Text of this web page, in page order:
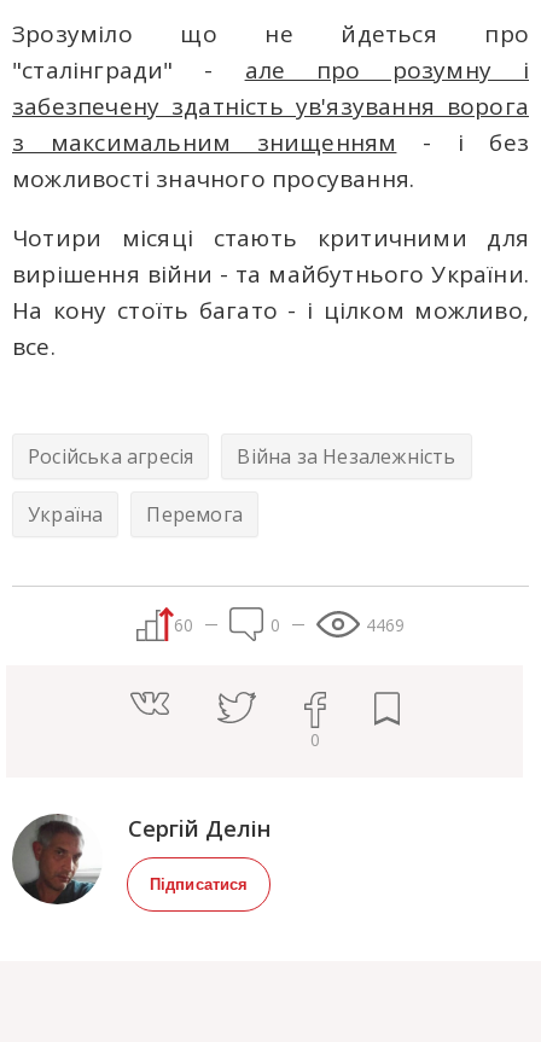
Зрозуміло що не йдеться про
"сталінгради" - але про розумну і
забезпечену здатність ув'язування ворога
з максимальним знищенням - і без
можливості значного просування.
Чотири місяці стають критичними для
вирішення війни - та майбутнього України.
На кону стоїть багато - і цілком можливо,
все.
Російська агресія Війна за Незалежність
Україна Перемога
60 0 4469
0
Сергiй Делін
Підписатися